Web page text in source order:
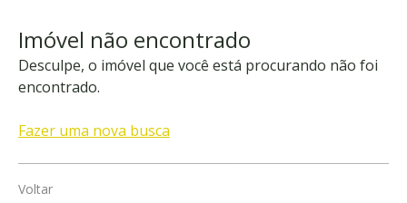
Imóvel não encontrado
Desculpe, o imóvel que você está procurando não foi
encontrado.
Fazer uma nova busca
Voltar